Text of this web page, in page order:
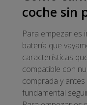
coche sin
Para empezar es
batería que
características
compatible con
comprada y
fundamental